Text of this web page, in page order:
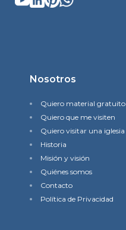
Nosotros
Quiero material gratuito
Quiero que me visiten
Quiero visitar una iglesia
Historia
Misión y visión
Quiénes somos
Contacto
Política de Privacidad